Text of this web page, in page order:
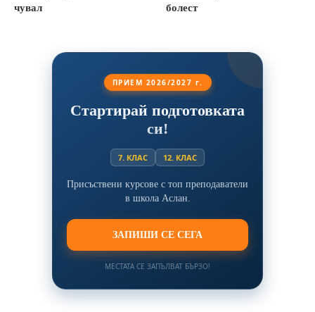
чувал
болест
ПРИЕМ 2026/2027 г.
Стартирай подготовката
си!
7. КЛАС 12. КЛАС
Присъствени курсове с топ преподаватели
в школа Аслан.
ЗАПИШИ СЕ СЕГА
МЕСТАТА СЕ ЗАПЪЛВАТ БЪРЗО!